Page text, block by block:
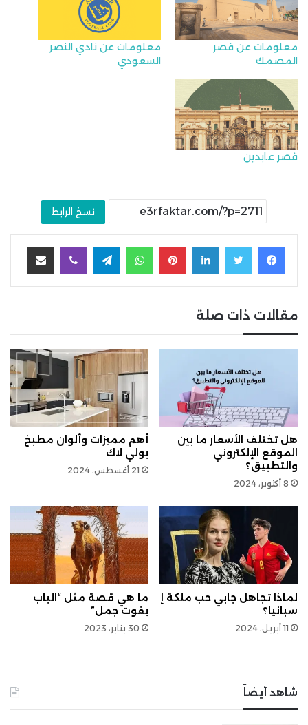
معلومات عن قصر
المصمك
معلومات عن نادي النصر
السعودي
قصر عابدين
نسخ الرابط
لينكدإنبينتيريستواتسابتيلقرامڤايبر مشاركة عبر البريد
مقالات ذات صلة
هل تختلف الأسعار ما بين
الموقع الإلكتروني
والتطبيق؟
8 أكتوبر، 2024
أهم مميزات وألوان مطبخ
بولي لاك
21 أغسطس، 2024
لماذا تجاهل جابي حب ملكة إ
سبانيا؟
11 أبريل، 2024
ما هي قصة مثل “الباب
يفوت جمل”
30 يناير، 2023
شاهد أيضاً